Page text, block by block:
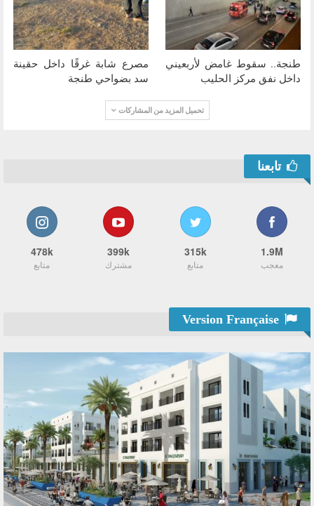
طنجة.. سقوط غامض لأربعيني
داخل نفق مركز الحليب
مصرع شابة غرقًا داخل حقينة
سد بضواحي طنجة
تحميل المزيد من المشاركات
تابعنا
1.9M
معجب
315k
متابع
399k
مشترك
478k
متابع